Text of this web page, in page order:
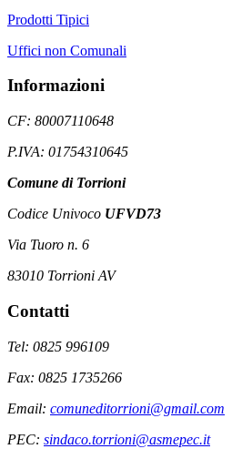
Prodotti Tipici
Uffici non Comunali
Informazioni
CF: 80007110648
P.IVA: 01754310645
Comune di Torrioni
Codice Univoco UFVD73
Via Tuoro n. 6
83010 Torrioni AV
Contatti
Tel: 0825 996109
Fax: 0825 1735266
Email: comuneditorrioni@gmail.com
PEC: sindaco.torrioni@asmepec.it